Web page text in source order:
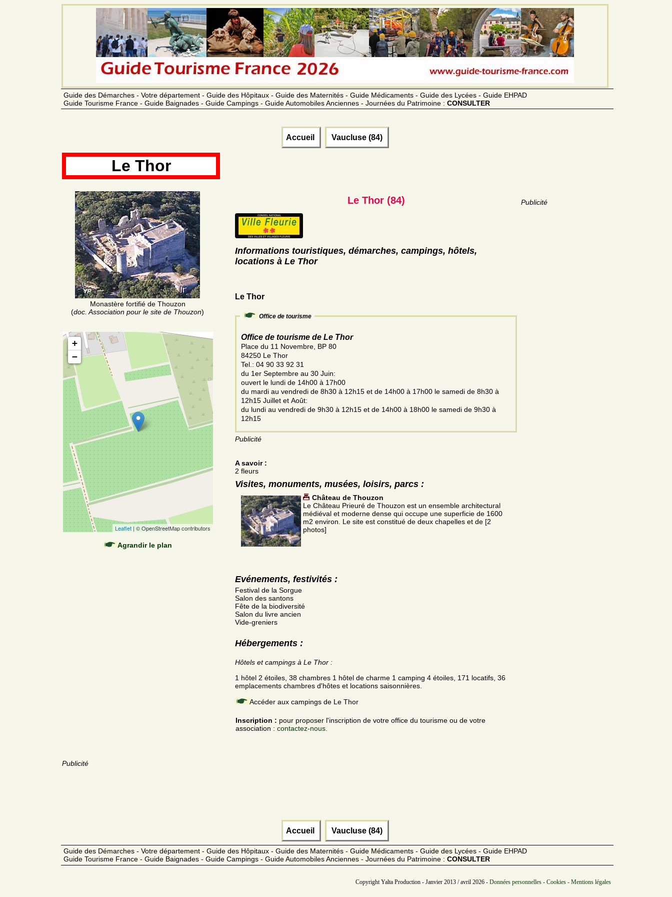
Guide des Démarches - Votre département - Guide des Hôpitaux - Guide des Maternités - Guide Médicaments - Guide des Lycées - Guide EHPAD
Guide Tourisme France - Guide Baignades - Guide Campings - Guide Automobiles Anciennes - Journées du Patrimoine : CONSULTER
Accueil Vaucluse (84)
Le Thor
Monastère fortifié de Thouzon
(doc. Association pour le site de Thouzon)
+
−
Leaflet | © OpenStreetMap contributors
Agrandir le plan
Publicité
Le Thor (84)
Informations touristiques, démarches, campings, hôtels,
locations à Le Thor
Le Thor
Office de tourisme
Office de tourisme de Le Thor
Place du 11 Novembre, BP 80
84250 Le Thor
Tel.: 04 90 33 92 31
du 1er Septembre au 30 Juin:
ouvert le lundi de 14h00 à 17h00
du mardi au vendredi de 8h30 à 12h15 et de 14h00 à 17h00 le samedi de 8h30 à
12h15 Juillet et Août:
du lundi au vendredi de 9h30 à 12h15 et de 14h00 à 18h00 le samedi de 9h30 à
12h15
Publicité
A savoir :
2 fleurs
Visites, monuments, musées, loisirs, parcs :
Château de Thouzon
Le Château Prieuré de Thouzon est un ensemble architectural
médiéval et moderne dense qui occupe une superficie de 1600
m2 environ. Le site est constitué de deux chapelles et de [2
photos]
Evénements, festivités :
Festival de la Sorgue
Salon des santons
Fête de la biodiversité
Salon du livre ancien
Vide-greniers
Hébergements :
Hôtels et campings à Le Thor :
1 hôtel 2 étoiles, 38 chambres 1 hôtel de charme 1 camping 4 étoiles, 171 locatifs, 36
emplacements chambres d'hôtes et locations saisonnières.
Accéder aux campings de Le Thor
Inscription : pour proposer l'inscription de votre office du tourisme ou de votre
association : contactez-nous.
Publicité
Accueil Vaucluse (84)
Guide des Démarches - Votre département - Guide des Hôpitaux - Guide des Maternités - Guide Médicaments - Guide des Lycées - Guide EHPAD
Guide Tourisme France - Guide Baignades - Guide Campings - Guide Automobiles Anciennes - Journées du Patrimoine : CONSULTER
Copyright Yalta Production - Janvier 2013 / avril 2026 - Données personnelles - Cookies - Mentions légales